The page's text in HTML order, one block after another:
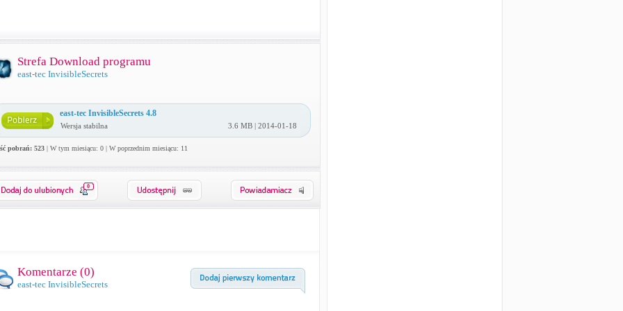
Strefa Download programu
east-tec InvisibleSecrets
east-tec InvisibleSecrets 4.8
Wersja stabilna 3.6 MB | 2014-01-18
pobrań: 523| W tym miesiącu: 0 | W poprzednim miesiącu: 11
0
Komentarze (0)
east-tec InvisibleSecrets